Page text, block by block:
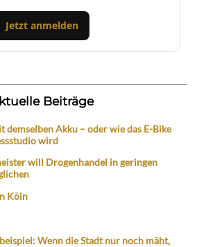
Jetzt anmelden
Beiträge
demselben Akku – oder wie das E-Bike
wird
will Drogenhandel in geringen
Köln
Wenn die Stadt nur noch mäht,